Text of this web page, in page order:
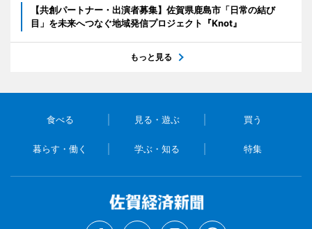
【共創パートナー・出演者募集】佐賀県鹿島市「日常の結び
目」を未来へつなぐ地域発信プロジェクト『Knot』
もっと見る
食べる 見る・遊ぶ 買う
暮らす・働く 学ぶ・知る 特集